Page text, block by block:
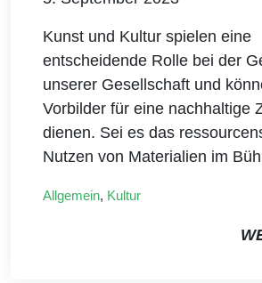
Kunst und Kultur spielen eine
entscheidende Rolle bei der
unserer Gesellschaft und
Vorbilder für eine nachhaltige
dienen. Sei es das
Nutzen von Materialien im
Allgemein, Kultur